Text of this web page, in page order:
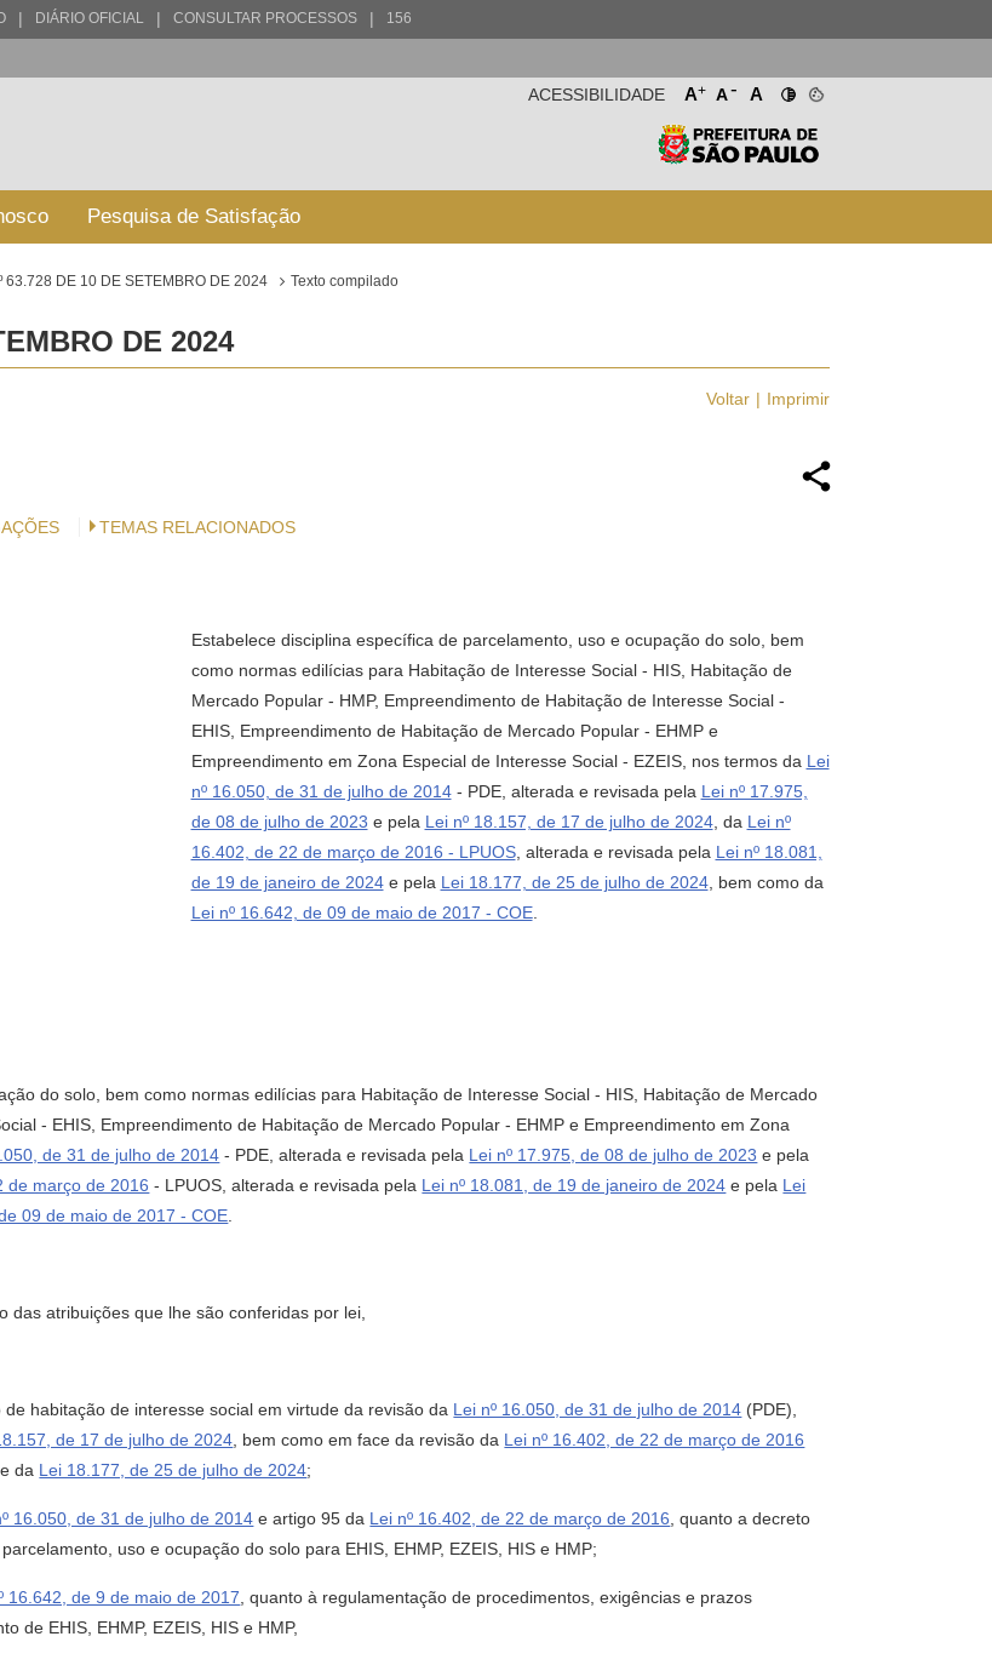
| DIÁRIO OFICIAL | CONSULTAR PROCESSOS | 156
A+ A- A
ACESSIBILIDADE
Pesquisa de Satisfação
63.728 DE 10 DE SETEMBRO DE 2024 Texto compilado
DE 2024
Voltar Imprimir
TEMAS RELACIONADOS
Estabelece disciplina específica de parcelamento, uso e ocupação do solo, bem
como normas edilícias para Habitação de Interesse Social - HIS, Habitação de
Mercado Popular - HMP, Empreendimento de Habitação de Interesse Social -
EHIS, Empreendimento de Habitação de Mercado Popular - EHMP e
Empreendimento em Zona Especial de Interesse Social - EZEIS, nos termos da Lei
nº 16.050, de 31 de julho de 2014- PDE, alterada e revisada pela Lei nº 17.975,
de 08 de julho de 2023 e pela Lei nº 18.157, de 17 de julho de 2024, da Lei nº
16.402, de 22 de março de 2016 - LPUOS, alterada e revisada pela Lei nº 18.081,
de 19 de janeiro de 2024e pela Lei 18.177, de 25 de julho de 2024, bem como da
Lei nº 16.642, de 09 de maio de 2017 - COE.
do solo, bem como normas edilícias para Habitação de Interesse Social - HIS, Habitação de Mercado
- EHIS, Empreendimento de Habitação de Mercado Popular - EHMP e Empreendimento em Zona
de 31 de julho de 2014 - PDE, alterada e revisada pela Lei nº 17.975, de 08 de julho de 2023 e pela
de março de 2016 - LPUOS, alterada e revisada pela Lei nº 18.081, de 19 de janeiro de 2024 e pela Lei
09 de maio de 2017 - COE
das atribuições que lhe são conferidas por lei,
habitação de interesse social em virtude da revisão da Lei nº 16.050, de 31 de julho de 2014 (PDE),
de 17 de julho de 2024 , bem como em face da revisão da Lei nº 16.402, de 22 de março de 2016
e da Lei 18.177, de 25 de julho de 2024;
16.050, de 31 de julho de 2014 e artigo 95 da Lei nº 16.402, de 22 de março de 2016 , quanto a decreto
uso e ocupação do solo para EHIS, EHMP, EZEIS, HIS e HMP;
16.642, de 9 de maio de 2017 , quanto à regulamentação de procedimentos, exigências e prazos
de EHIS, EHMP, EZEIS, HIS e HMP,